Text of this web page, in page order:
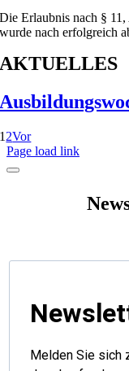
Die Erlaubnis nach §
wurde nach erfolgreich
AKTUELLES
1 2Vor
Page load link
Melden Sie sich